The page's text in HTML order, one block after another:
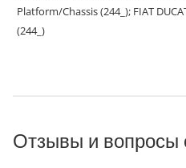
Platform/Chassis (244_); FIAT
(244_)
Отзывы и вопросы